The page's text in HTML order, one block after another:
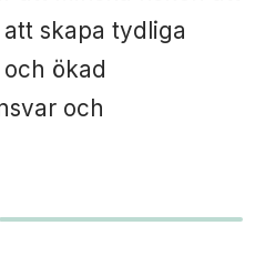
skapa tydliga
ökad
och